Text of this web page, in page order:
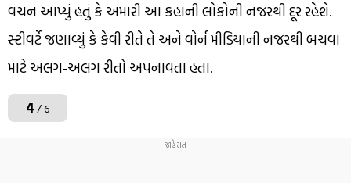
વચન આપ્યું હતું કે અમારી આ કહાની લોકોની નજરથી દૂર રહેશે.
સ્ટીવર્ટે જણાવ્યું કે કેવી રીતે તે અને વોર્ન મીડિયાની નજરથી બચવા
માટે અલગ-અલગ રીતો અપનાવતા હતા.
4/ 6